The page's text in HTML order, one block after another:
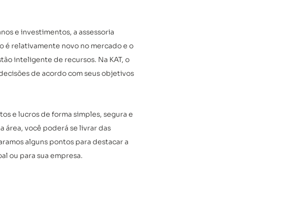
e investimentos, a assessoria
é relativamente novo no mercado e o
inteligente de recursos. Na KAT, o
de acordo com seus objetivos
e lucros de forma simples, segura e
área, você poderá se livrar das
alguns pontos para destacar a
ou para sua empresa.